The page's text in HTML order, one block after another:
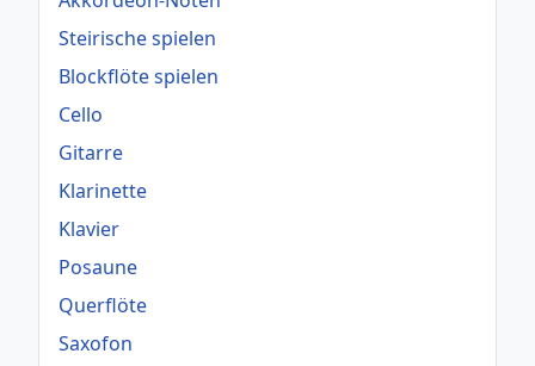
Steirische spielen
Blockflöte spielen
Cello
Gitarre
Klarinette
Klavier
Posaune
Querflöte
Saxofon